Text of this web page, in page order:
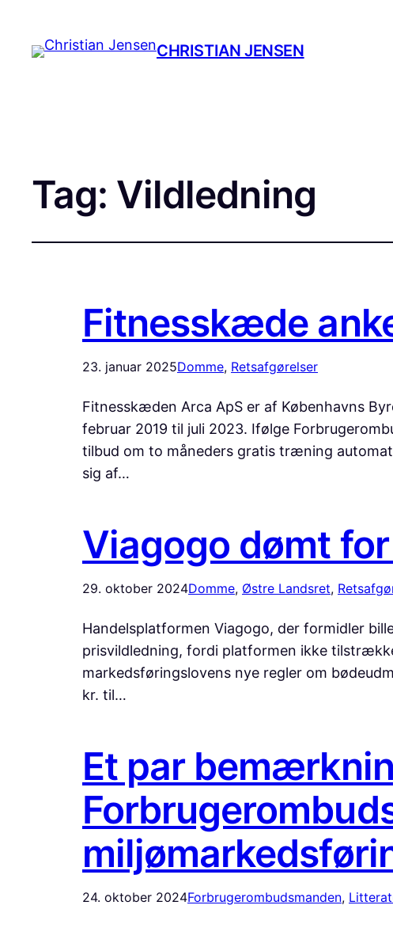
CHRISTIAN JENSEN
Tag: Vildledning
Fitnesskæde
23. januar 2025Domme, Retsafgørelser
Fitnesskæden Arca ApS er af Københavns
februar 2019 til juli 2023. Ifølge
tilbud om to måneders gratis træning
sig af…
Viagogo dømt
29. oktober 2024Domme, Østre Landsret,
Handelsplatformen Viagogo, der formidler
prisvildledning, fordi platformen ikke
markedsføringslovens nye regler om
kr. til…
Et par
24. oktober 2024Forbrugerombudsmanden,